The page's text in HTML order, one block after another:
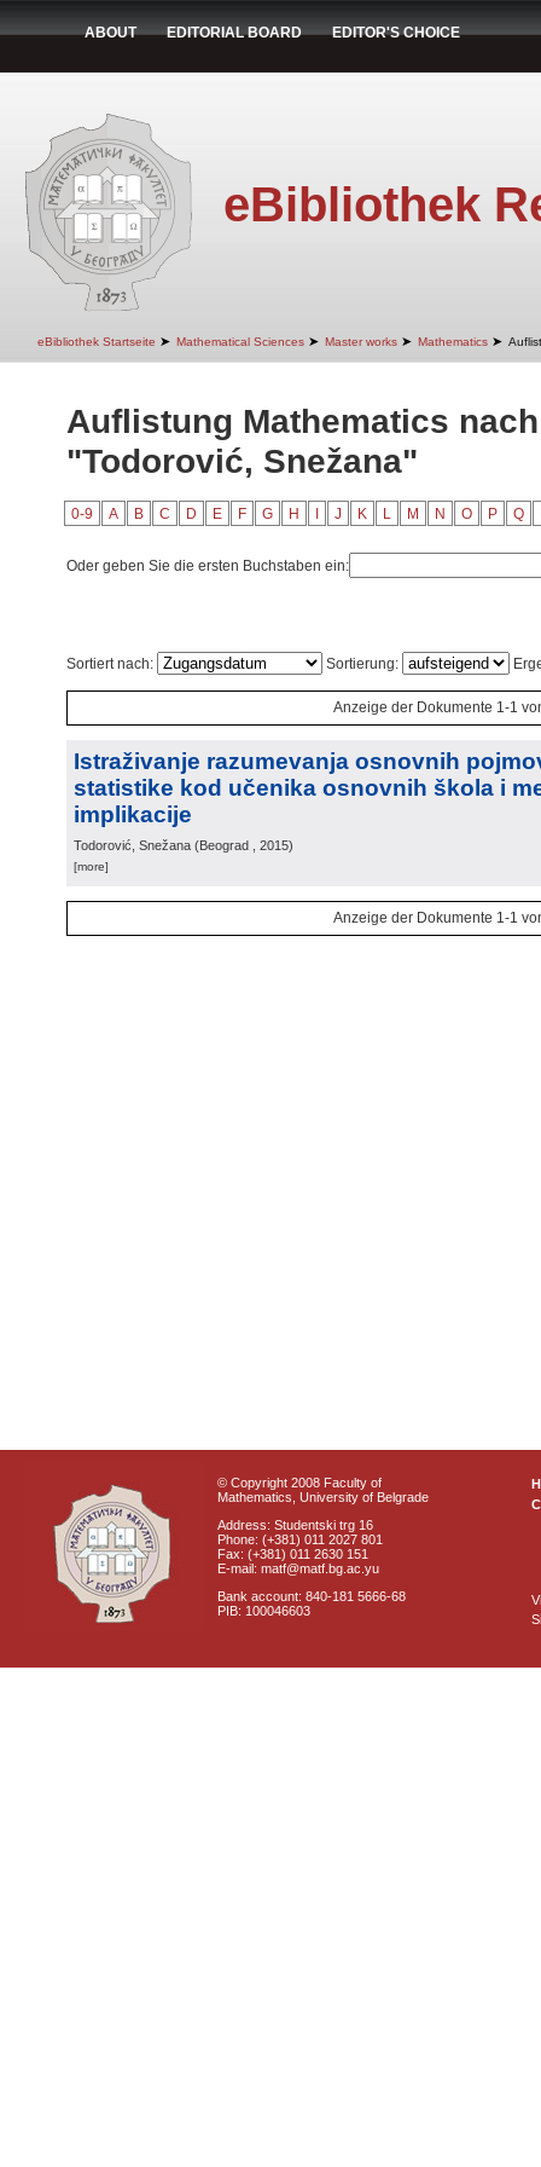
ABOUT EDITORIAL BOARD EDITOR'S CHOICE
eBibliothek
eBibliothek Startseite ➤ Mathematical Sciences ➤ Master works ➤ Mathematics ➤
Auflistung Mathematics
"Todorović, Snežana"
0-9 A B C D E F G H J K L M N O P Q
Oder geben Sie die ersten Buchstaben ein:
Sortiert nach: Sortierung:
Anzeige der Dokumente 1-1
Istraživanje razumevanja osnovnih
statistike kod učenika osnovnih škola i
implikacije
Todorović, Snežana (Beograd , 2015)
[more]
Anzeige der Dokumente 1-1
© Copyright 2008 Faculty of
Mathematics, University of Belgrade
Address: Studentski trg 16
Phone: (+381) 011 2027 801
Fax: (+381) 011 2630 151
E-mail: matf@matf.bg.ac.yu
Bank account: 840-181 5666-68
PIB: 100046603